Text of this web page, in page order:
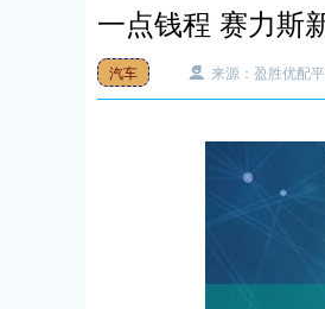
一点钱程 赛力斯
汽车 来源：盈胜优配